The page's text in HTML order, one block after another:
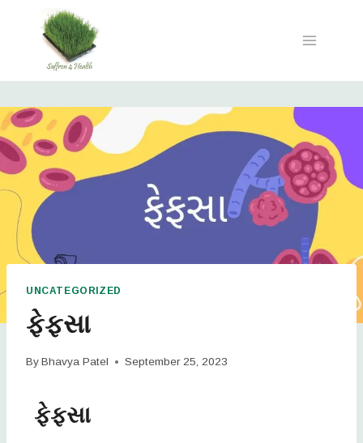
UNCATEGORIZED
ફેફસા
By Bhavya Patel September 25, 2023
ફેફસા